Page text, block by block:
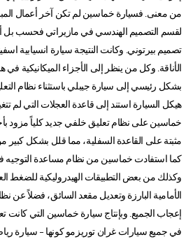
من معنى. فسيارة خماسين لم تكن آخر أعمال
لقسم التصميم الهندسي في مازيراتي فحسب بل
تصميم بيرتوني. وكانت النتيجة سيارة انسيابية
الأناقة. وكل من ينظر إلى الأجزاء الميكانيكية في
بشكل رئيسي إلى سيارة جيبلي باستثناء نظام
خماسين على نظام تعليق خلفي جديد كلياً مزود
مثبتة على القاعدة السفلية، مما قلل بشكل كبير
كما استفادت خماسين من نظام مساعدة التوجيه
وكذلك من بعض التطبيقات الهيدروليكية للضغط
الأمامية البارزة وتعديل مقعد السائق، فضلاً عن
إعجاب الجميع. وبإنتاج سيارة خماسين التي كانت
في جميع سيارات غران توريزمو كونها – سيارة